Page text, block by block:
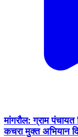
मांगरौल: ग्राम पंचायत
कचरा मुक्त अभियान